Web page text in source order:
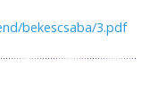
bekescsaba/3.pdf